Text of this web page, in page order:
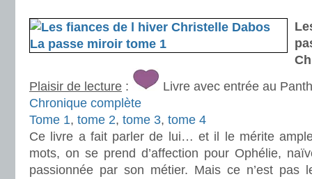
Plaisir de lecture :
Livre avec entrée au
Chronique complète
Tome 1, tome 2, tome 3, tome 4
Ce livre a fait parler de lui… et il le mérite
mots, on se prend d’affection pour Ophélie,
passionnée par son métier. Mais ce n’est pas